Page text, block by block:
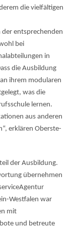
die vielfältigen
entsprechenden
bei
in
die Ausbildung
ihrem modularen
was die
lernen.
aus anderen
erklären Oberste-
der Ausbildung.
übernehmen
Westfalen war
mit
und betreute